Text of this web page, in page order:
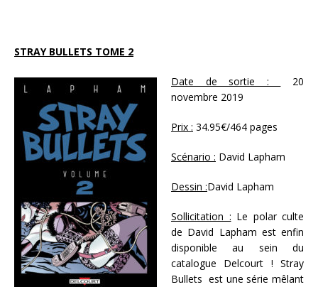
STRAY BULLETS TOME 2
Date de sortie :
20
novembre 2019
Prix : 34.95€/464 pages
Scénario : David Lapham
Dessin :David Lapham
Sollicitation : Le polar culte
de David Lapham est enfin
disponible au sein du
catalogue Delcourt ! Stray
Bullets est une série mêlant